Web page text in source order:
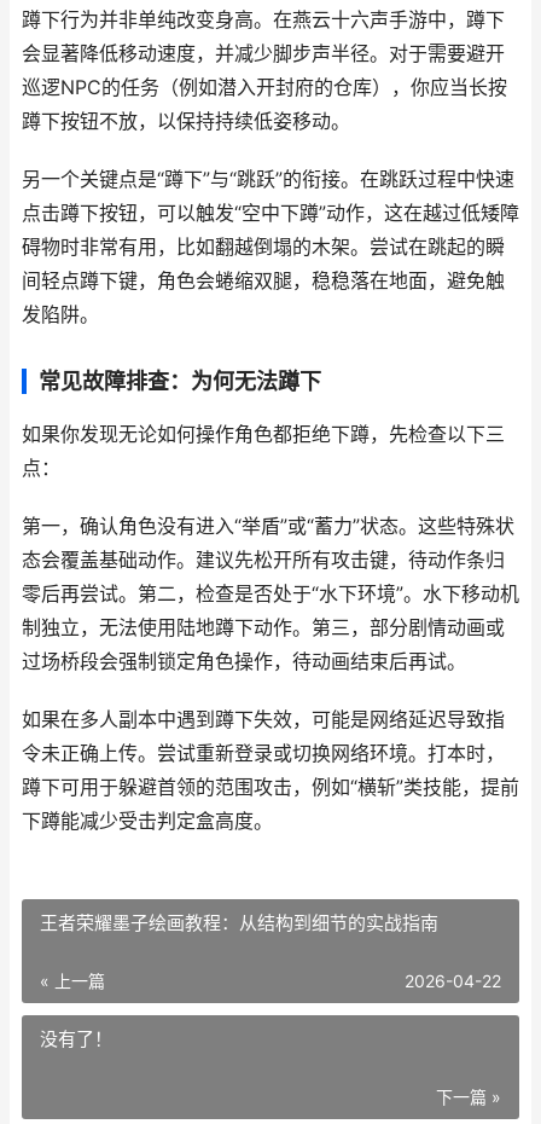
蹲下行为并非单纯改变身高。在燕云十六声手游中，蹲下
会显著降低移动速度，并减少脚步声半径。对于需要避开
巡逻NPC的任务（例如潜入开封府的仓库），你应当长按
蹲下按钮不放，以保持持续低姿移动。
另一个关键点是“蹲下”与“跳跃”的衔接。在跳跃过程中快速
点击蹲下按钮，可以触发“空中下蹲”动作，这在越过低矮障
碍物时非常有用，比如翻越倒塌的木架。尝试在跳起的瞬
间轻点蹲下键，角色会蜷缩双腿，稳稳落在地面，避免触
发陷阱。
常见故障排查：为何无法蹲下
如果你发现无论如何操作角色都拒绝下蹲，先检查以下三
点：
第一，确认角色没有进入“举盾”或“蓄力”状态。这些特殊状
态会覆盖基础动作。建议先松开所有攻击键，待动作条归
零后再尝试。第二，检查是否处于“水下环境”。水下移动机
制独立，无法使用陆地蹲下动作。第三，部分剧情动画或
过场桥段会强制锁定角色操作，待动画结束后再试。
如果在多人副本中遇到蹲下失效，可能是网络延迟导致指
令未正确上传。尝试重新登录或切换网络环境。打本时，
蹲下可用于躲避首领的范围攻击，例如“横斩”类技能，提前
下蹲能减少受击判定盒高度。
王者荣耀墨子绘画教程：从结构到细节的实战指南
« 上一篇 2026-04-22
没有了！
下一篇 »